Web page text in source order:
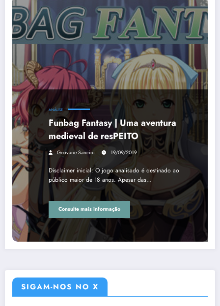
ANÁLISE
Funbag Fantasy | Uma aventura
medieval de resPEITO
Geovane Sancini 19/09/2019
Disclaimer inicial: O jogo analisado é destinado ao
público maior de 18 anos. Apesar das…
Consulte mais informação
SIGAM-NOS NO X